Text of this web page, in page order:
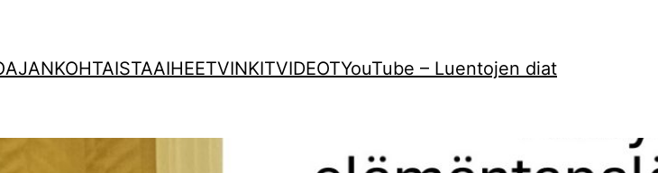
AJANKOHTAISTAAIHEETVINKITVIDEOTYouTube – Luentojen diat